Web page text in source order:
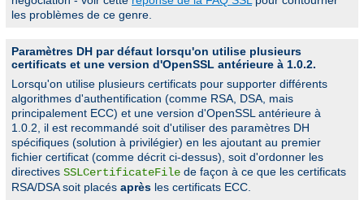
les problèmes de ce genre.
Paramètres DH par défaut lorsqu'on utilise plusieurs
certificats et une version d'OpenSSL antérieure à 1.0.2.
Lorsqu'on utilise plusieurs certificats pour supporter différents
algorithmes d'authentification (comme RSA, DSA, mais
principalement ECC) et une version d'OpenSSL antérieure à
1.0.2, il est recommandé soit d'utiliser des paramètres DH
spécifiques (solution à privilégier) en les ajoutant au premier
fichier certificat (comme décrit ci-dessus), soit d'ordonner les
directives SSLCertificateFile de façon à ce que les certificats
RSA/DSA soit placés après les certificats ECC.